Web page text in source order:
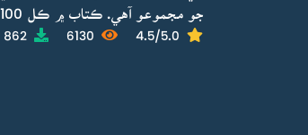
جو مجموعو آهي. ڪتاب ۾ ڪل 100 ڪالم شامل آهي.
4.5/5.0
6130
862